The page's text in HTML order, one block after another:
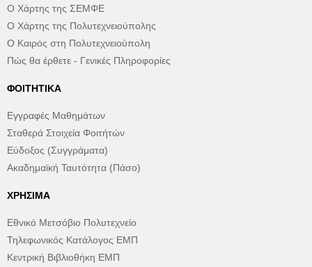
Ο Χάρτης της ΣΕΜΦΕ
Ο Χάρτης της Πολυτεχνειούπολης
Ο Καιρός στη Πολυτεχνειούπολη
Πώς θα έρθετε - Γενικές Πληροφορίες
ΦΟΙΤΗΤΙΚΆ
Εγγραφές Μαθημάτων
Σταθερά Στοιχεία Φοιτήτών
Εύδοξος (Συγγράματα)
Ακαδημαϊκή Ταυτότητα (Πάσο)
ΧΡΉΣΙΜΑ
Εθνικό Μετσόβιο Πολυτεχνείο
Τηλεφωνικός Κατάλογος ΕΜΠ
Κεντρική Βιβλιοθήκη ΕΜΠ